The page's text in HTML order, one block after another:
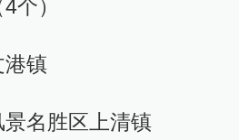
个）
港镇
名胜区上清镇